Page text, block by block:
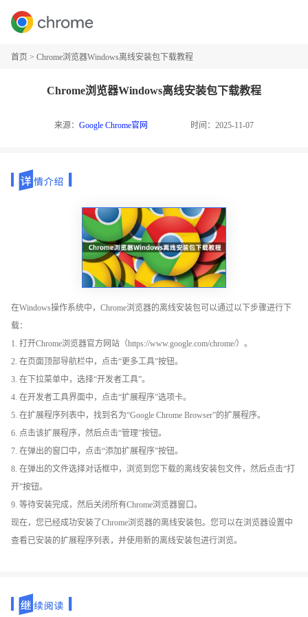
首页 > Chrome浏览器Windows离线安装包下载教程
Chrome浏览器Windows离线安装包下载教程
来源： Google Chrome官网 时间：2025-11-07
在Windows操作系统中，Chrome浏览器的离线安装包可以通过以下步骤进行下
载：
1. 打开Chrome浏览器官方网站（https://www.google.com/chrome/）。
2. 在页面顶部导航栏中，点击“更多工具”按钮。
3. 在下拉菜单中，选择“开发者工具”。
4. 在开发者工具界面中，点击“扩展程序”选项卡。
5. 在扩展程序列表中，找到名为“Google Chrome Browser”的扩展程序。
6. 点击该扩展程序，然后点击“管理”按钮。
7. 在弹出的窗口中，点击“添加扩展程序”按钮。
8. 在弹出的文件选择对话框中，浏览到您下载的离线安装包文件，然后点击“打
开”按钮。
9. 等待安装完成，然后关闭所有Chrome浏览器窗口。
现在，您已经成功安装了Chrome浏览器的离线安装包。您可以在浏览器设置中
查看已安装的扩展程序列表，并使用新的离线安装包进行浏览。